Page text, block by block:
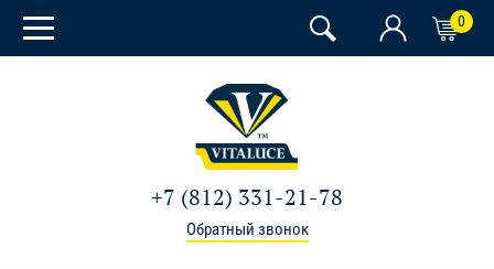
0
+7 (812) 331-21-78
Обратный звонок